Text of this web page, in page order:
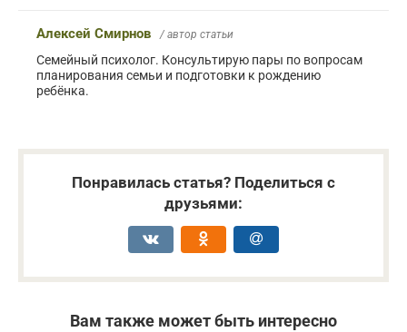
Алексей Смирнов / автор статьи
Семейный психолог. Консультирую пары по вопросам
планирования семьи и подготовки к рождению
ребёнка.
Понравилась статья? Поделиться с
друзьями:
Вам также может быть интересно